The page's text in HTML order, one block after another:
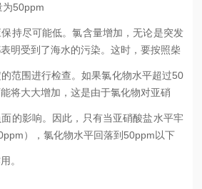
为50ppm
持尽可能低。氯含量增加，无论是突发
明受到了海水的污染。这时，要按照柴
范围进行检查。如果氯化物水平超过50
将大大增加，这是由于氯化物对亚硝
的影响。因此，只有当亚硝酸盐水平牢
），氯化物水平回落到50ppm以下
。